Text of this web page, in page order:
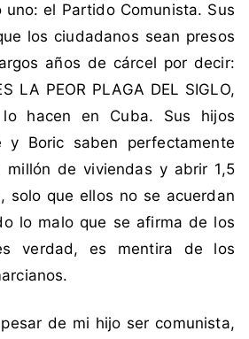
el Partido Comunista. Sus
los ciudadanos sean presos
años de cárcel por decir:
LA PEOR PLAGA DEL SIGLO,
hacen en Cuba. Sus hijos
y Boric saben perfectamente
millón de viviendas y abrir 1,5
solo que ellos no se acuerdan
lo malo que se afirma de los
verdad, es mentira de los
de mi hijo ser comunista,